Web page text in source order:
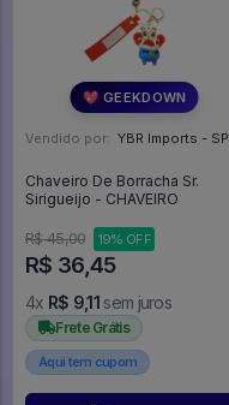
💖 GEEKDOWN
Vendido por: YBR Imports - SP
Chaveiro De Borracha Sr.
Sirigueijo - CHAVEIRO
R$ 45,00 19% OFF
R$ 36,45
4x R$ 9,11 sem juros
Frete Grátis
Aqui tem cupom